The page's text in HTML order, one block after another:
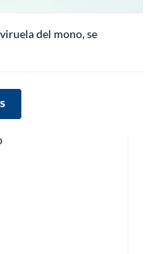
del mono, se